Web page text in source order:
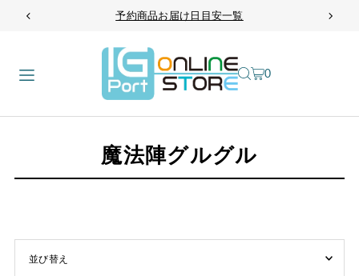
TRANSLATION MISSING: JA.ACCESSIBILITY.SKIP_TO_TEXT
予約商品お届け日目安一覧
0
魔法陣グルグル